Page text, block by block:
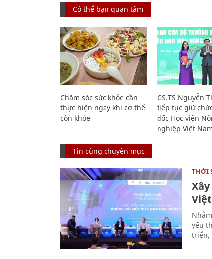
Có thể bạn quan tâm
Chăm sóc sức khỏe cần
thực hiện ngay khi cơ thể
còn khỏe
GS.TS Nguyễn
tiếp tục giữ
đốc Học viện
nghiệp Việt Nam
Tin cùng chuyên mục
THỜI
yếu
triển,